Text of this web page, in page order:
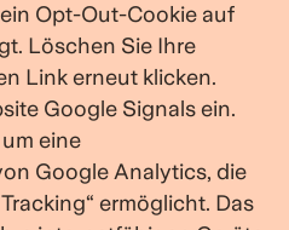
Opt-Out-Cookie auf
Löschen Sie Ihre
Link erneut klicken.
Google Signals ein.
eine
Google Analytics, die
ermöglicht. Das